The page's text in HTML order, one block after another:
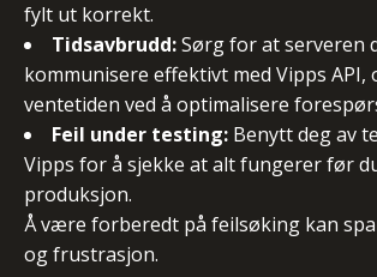
fylt ut korrekt.
Tidsavbrudd:Sørg for at serveren
kommunisere effektivt med Vipps API,
ventetiden ved å optimalisere
Feil under testing: Benytt deg av
Vipps for å sjekke at alt fungerer før
produksjon.
Å være forberedt på feilsøking kan
og frustrasjon.